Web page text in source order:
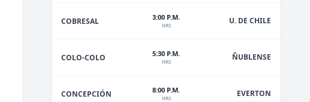
COBRESAL 3:00 P.M.
HRS U. DE CHILE
COLO-COLO 5:30 P.M.
HRS ÑUBLENSE
CONCEPCIÓN 8:00 P.M.
HRS EVERTON